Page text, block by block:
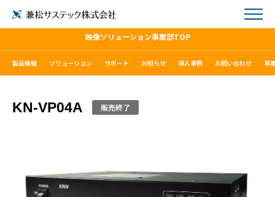
映像ソリューション事業部TOP
製品情報 ソリューション サポート お知らせ 導入事例 お問い合わせ 事
KN-VP04A 販売終了